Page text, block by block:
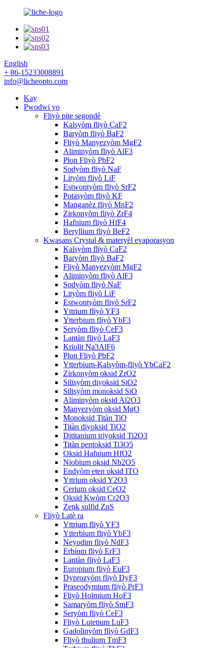
English
+ 86-15233008891
info@licheopto.com
Kay
Pwodwi yo
Fliyò pite segondè
Kalsyòm fliyò CaF2
Baryòm fliyò BaF2
Fliyò Manyezyòm MgF2
Aliminyòm fliyò AlF3
Plon Fliyò PbF2
Sodyòm fliyò NaF
Lityòm fliyò LiF
Estwontyòm fliyò SrF2
Potasyòm fliyò KF
Manganèz fliyò MnF2
Zirkonyòm fliyò ZrF4
Hafnium fliyò HfF4
Beryllium fliyò BeF2
Kwasans Crystal & materyèl evaporasyon
Kalsyòm fliyò CaF2
Baryòm fliyò BaF2
Fliyò Manyezyòm MgF2
Aliminyòm fliyò AlF3
Sodyòm fliyò NaF
Lityòm fliyò LiF
Estwontyòm fliyò SrF2
Yttrium fliyò YF3
Ytterbium fliyò YbF3
Seryòm fliyò CeF3
Lantàn fliyò LaF3
Kriolit Na3AlF6
Plon Fliyò PbF2
Ytterbium-Kalsyòm-fliyò YbCaF2
Zirkonyòm oksid ZrO2
Silisyòm diyoksid SiO2
Silisyòm monoksid SiO
Aliminyòm oksid Al2O3
Manyezyòm oksid MgO
Monoksid Titàn TiO
Titàn diyoksid TiO2
Dititanium triyoksid Ti2O3
Titàn pentoksid Ti3O5
Oksid Hafnium HfO2
Niobium oksid Nb2O5
Endyòm eten oksid ITO
Yttrium oksid Y2O3
Cerium oksid CeO2
Oksid Kwòm Cr2O3
Zenk sulfid ZnS
Fliyò Latè ra
Yttrium fliyò YF3
Ytterbium fliyò YbF3
Neyodim fliyò NdF3
Erbium fliyò ErF3
Lantàn fliyò LaF3
Europium fliyò EuF3
Dyprozyòm fliyò DyF3
Praseodymium fliyò PrF3
Fliyò Holmium HoF3
Samaryòm fliyò SmF3
Seryòm fliyò CeF3
Fliyò Lutetium LuF3
Gadolinyòm fliyò GdF3
Fliyò thulium TmF3